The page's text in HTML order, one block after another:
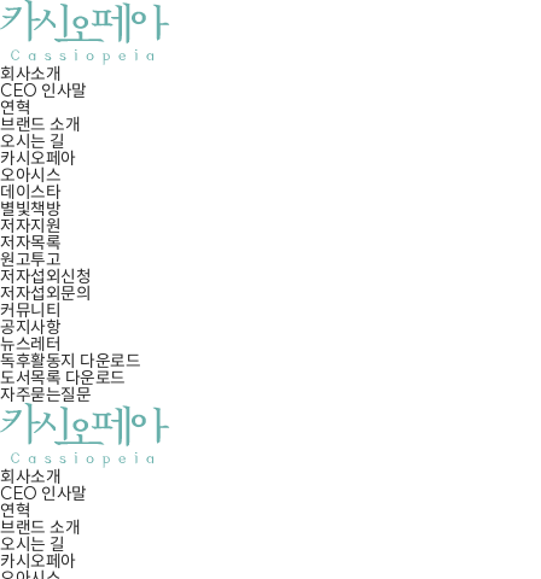
회사소개
CEO 인사말
연혁
브랜드 소개
오시는 길
카시오페아
오아시스
데이스타
별빛책방
저자지원
저자목록
원고투고
저자섭외신청
저자섭외문의
커뮤니티
공지사항
뉴스레터
독후활동지 다운로드
도서목록 다운로드
자주묻는질문
회사소개
CEO 인사말
연혁
브랜드 소개
오시는 길
카시오페아